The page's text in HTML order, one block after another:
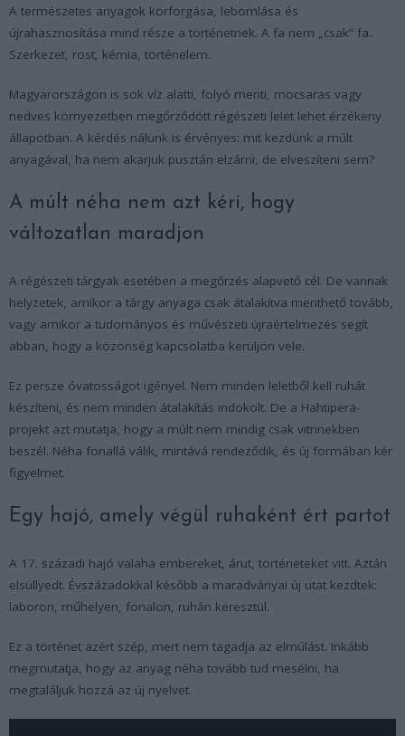
A természetes anyagok körforgása, lebomlása és
újrahasznosítása mind része a történetnek. A fa nem „csak” fa.
Szerkezet, rost, kémia, történelem.
Magyarországon is sok víz alatti, folyó menti, mocsaras vagy
nedves környezetben megőrződött régészeti lelet lehet érzékeny
állapotban. A kérdés nálunk is érvényes: mit kezdünk a múlt
anyagával, ha nem akarjuk pusztán elzárni, de elveszíteni sem?
A múlt néha nem azt kéri, hogy
változatlan maradjon
A régészeti tárgyak esetében a megőrzés alapvető cél. De vannak
helyzetek, amikor a tárgy anyaga csak átalakítva menthető tovább,
vagy amikor a tudományos és művészeti újraértelmezés segít
abban, hogy a közönség kapcsolatba kerüljön vele.
Ez persze óvatosságot igényel. Nem minden leletből kell ruhát
készíteni, és nem minden átalakítás indokolt. De a Hahtiperä-
projekt azt mutatja, hogy a múlt nem mindig csak vitrinekben
beszél. Néha fonallá válik, mintává rendeződik, és új formában kér
figyelmet.
Egy hajó, amely végül ruhaként ért partot
A 17. századi hajó valaha embereket, árut, történeteket vitt. Aztán
elsüllyedt. Évszázadokkal később a maradványai új utat kezdtek:
laboron, műhelyen, fonalon, ruhán keresztül.
Ez a történet azért szép, mert nem tagadja az elmúlást. Inkább
megmutatja, hogy az anyag néha tovább tud mesélni, ha
megtaláljuk hozzá az új nyelvet.